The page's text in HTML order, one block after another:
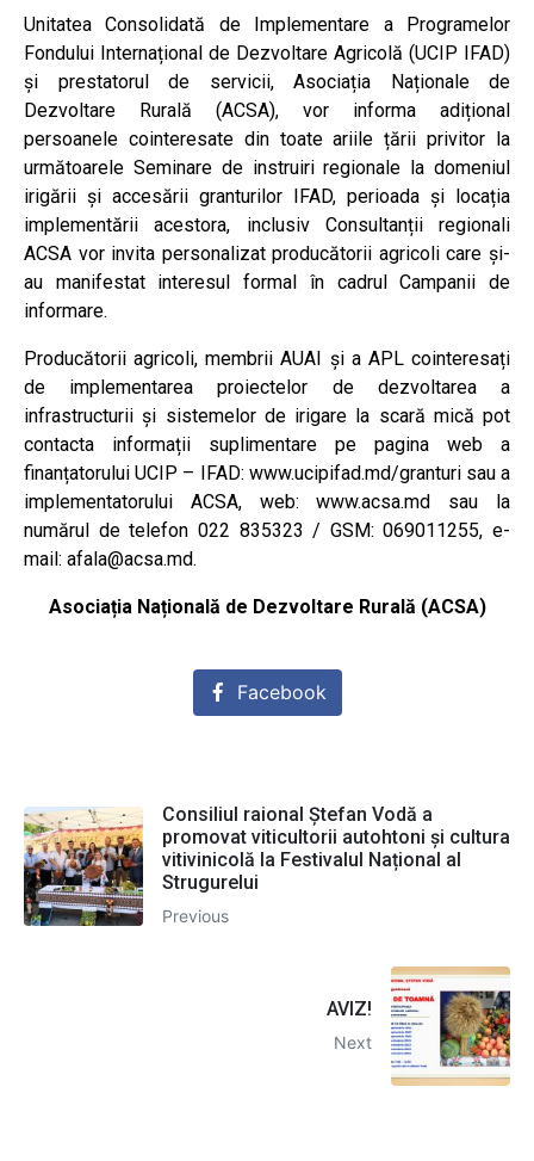
Unitatea Consolidată de Implementare a Programelor
Fondului Internațional de Dezvoltare Agricolă (UCIP IFAD)
și prestatorul de servicii, Asociația Naționale de
Dezvoltare Rurală (ACSA), vor informa adițional
persoanele cointeresate din toate ariile țării privitor la
următoarele Seminare de instruiri regionale la domeniul
irigării și accesării granturilor IFAD, perioada și locația
implementării acestora, inclusiv Consultanții regionali
ACSA vor invita personalizat producătorii agricoli care și-
au manifestat interesul formal în cadrul Campanii de
informare.
Producătorii agricoli, membrii AUAI și a APL cointeresați
de implementarea proiectelor de dezvoltarea a
infrastructurii și sistemelor de irigare la scară mică pot
contacta informații suplimentare pe pagina web a
finanțatorului UCIP – IFAD: www.ucipifad.md/granturi sau a
implementatorului ACSA, web: www.acsa.md sau la
numărul de telefon 022 835323 / GSM: 069011255, e-
mail: afala@acsa.md.
Asociația Națională de Dezvoltare Rurală (ACSA)
Facebook
Consiliul raional Ștefan Vodă a
promovat viticultorii autohtoni și cultura
vitivinicolă la Festivalul Național al
Strugurelui
Previous
AVIZ!
Next